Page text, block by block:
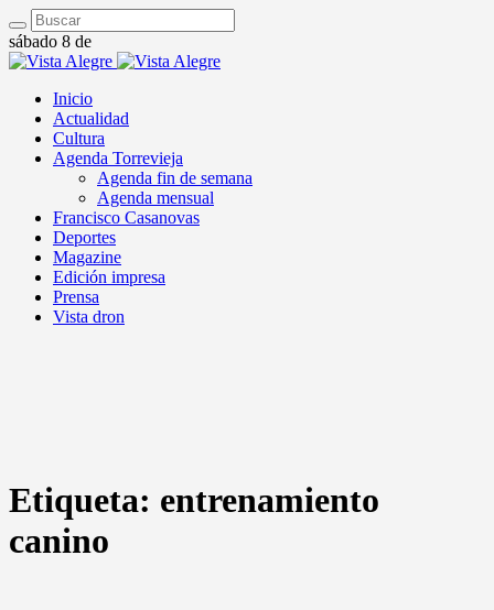
sábado 8 de
Inicio
Actualidad
Cultura
Agenda Torrevieja
Agenda fin de semana
Agenda mensual
Francisco Casanovas
Deportes
Magazine
Edición impresa
Prensa
Vista dron
Etiqueta: entrenamiento
canino